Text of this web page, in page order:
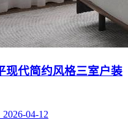
现代简约风格三室户装
04-12